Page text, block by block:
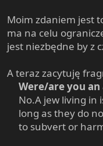
Moim zdaniem jest
ma na celu
jest niezbędne by z
A teraz zacytuję
Were/are you
No.A jew living in
long as they do
to subvert or